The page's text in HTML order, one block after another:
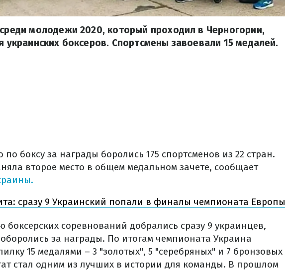
молодежи 2020, который проходил в Черногории,
украинских боксеров. Спортсмены завоевали 15 медалей.
боксу за награды боролись 175 спортсменов из 22 стран.
второе место в общем медальном зачете, сообщает
сразу 9 Украинский попали в финалы чемпионата Европы
соревнований добрались сразу 9 украинцев,
за награды. По итогам чемпионата Украина
15 медалями – 3 "золотых", 5 "серебряных" и 7 бронзовых
стал одним из лучших в истории для команды. В прошлом